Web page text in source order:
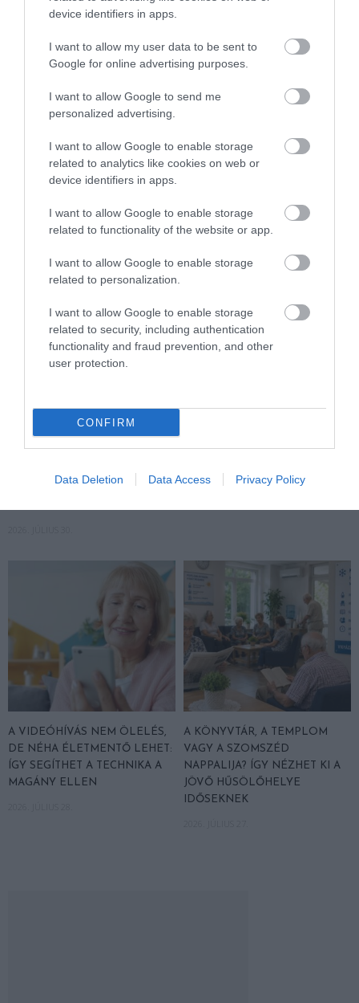
device identifiers in apps.
I want to allow my user data to be sent to
Google for online advertising purposes.
I want to allow Google to send me
personalized advertising.
I want to allow Google to enable storage
related to analytics like cookies on web or
device identifiers in apps.
I want to allow Google to enable storage
related to functionality of the website or app.
I want to allow Google to enable storage
related to personalization.
I want to allow Google to enable storage
related to security, including authentication
functionality and fraud prevention, and other
user protection.
CONFIRM
Data Deletion Data Access Privacy Policy
NEM TE VAGY BÉNA, CSAK AZ
APP HISZI MAGÁRÓL, HOGY
MINDENKI 23 ÉVES
2026. AUGUSZTUS 07.
MIT EGYÜNK, HA 70 FELETT IS
SZERETNÉNK ÖNÁLLÓAN
FELJELENTÉS A GONDOSÓRA
PROGRAM ÜGYÉBEN: BAJBAN
KÉRDÉS, AMIRE MINDEN
IDŐSNEK TUDNIA KELL A
2026. JÚLIUS 29.
A VIDEÓHÍVÁS NEM ÖLELÉS,
DE NÉHA ÉLETMENTŐ LEHET:
ÍGY SEGÍTHET A TECHNIKA A
MAGÁNY ELLEN
A KÖNYVTÁR, A TEMPLOM
VAGY A SZOMSZÉD
NAPPALIJA? ÍGY NÉZHET KI A
JÖVŐ HŰSÖLŐHELYE
IDŐSEKNEK